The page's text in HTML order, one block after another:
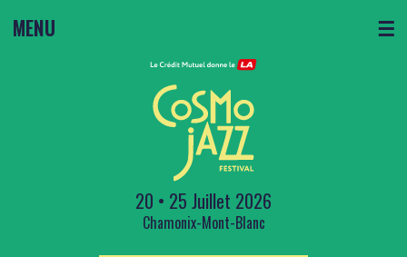
MENU ☰
20 • 25 Juillet 2026
Chamonix-Mont-Blanc